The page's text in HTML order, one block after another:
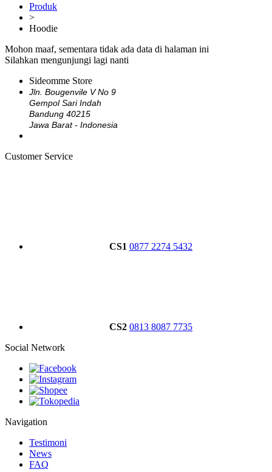
Produk
>
Hoodie
Mohon maaf, sementara tidak ada data di halaman ini
Silahkan mengunjungi lagi nanti
Sideomme Store
Jln. Bougenvile V No 9
Gempol Sari Indah
Bandung 40215
Jawa Barat - Indonesia
Customer Service
CS1 0877 2274 5432
CS2 0813 8087 7735
Social Network
Navigation
Testimoni
News
FAQ